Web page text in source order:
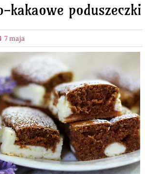
Desery
Napoje
Pieczywo
Przetwory
Posiłki
kakaowe poduszeczki
7 maja